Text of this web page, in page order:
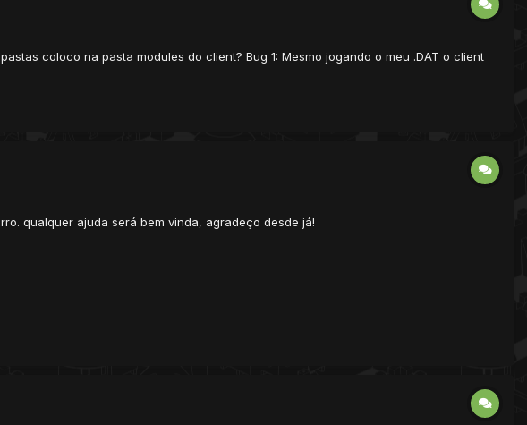
coloco na pasta modules do client? Bug 1: Mesmo jogando o meu .DAT o client
qualquer ajuda será bem vinda, agradeço desde já!